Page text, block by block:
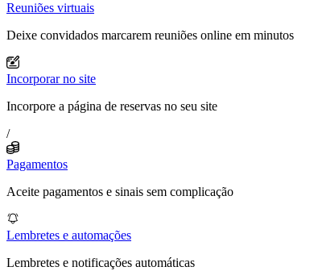
Reuniões virtuais
Deixe convidados marcarem reuniões online em minutos
Incorporar no site
Incorpore a página de reservas no seu site
/
Pagamentos
Aceite pagamentos e sinais sem complicação
Lembretes e automações
Lembretes e notificações automáticas